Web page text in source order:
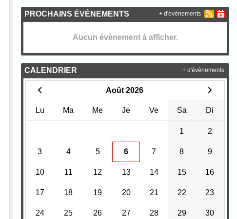
PROCHAINS ÉVÉNEMENTS
Aucun évènement à afficher.
+ d'évènements
CALENDRIER
Août 2026
Lu Ma Me Je Ve Sa Di
1 2
3 4 5 6 7 8 9
10 11 12 13 14 15 16
17 18 19 20 21 22 23
24 25 26 27 28 29 30
+ d'évènements